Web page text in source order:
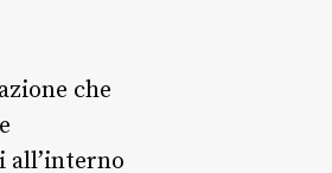
che
all’interno